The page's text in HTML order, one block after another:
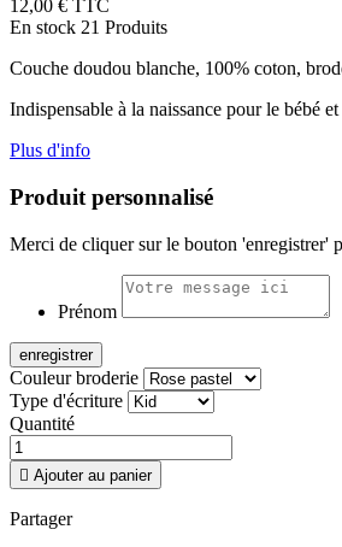
12,00 € TTC
En stock 21 Produits
Couche doudou blanche, 100% coton,
Indispensable à la naissance pour le bébé et
Plus d'info
Produit personnalisé
Merci de cliquer sur le bouton 'enregistrer'
Prénom
enregistrer
Couleur broderie
Type d'écriture
Quantité
 Ajouter au panier
Partager